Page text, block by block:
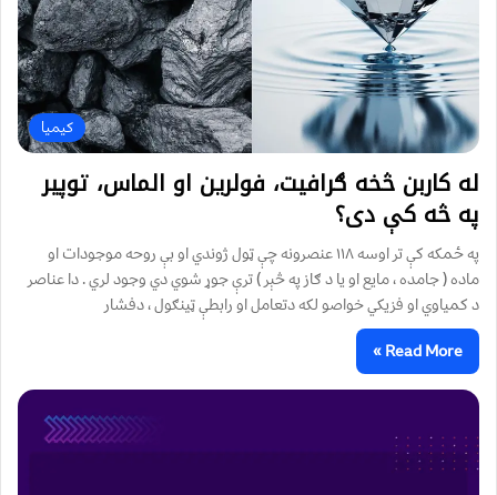
کیميا
له کاربن څخه ګرافیت، فولرین او الماس، توپير
په څه کې دی؟
په ځمکه کې تر اوسه ۱۱۸ عنصرونه چې ټول ژوندي او بې روحه موجودات او
ماده ( جامده ، مایع او يا د ګاز په څېر ) ترې جوړ شوي دي وجود لري . دا عناصر
د کمياوي او فزيکي خواصو لکه دتعامل او رابطې ټينګول ، دفشار
Read More »